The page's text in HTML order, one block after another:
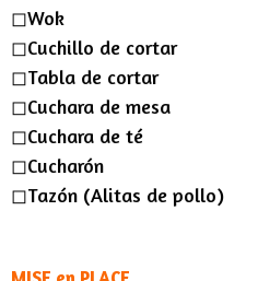
◻︎Wok
◻︎Cuchillo de cortar
◻︎Tabla de cortar
◻︎Cuchara de mesa
◻︎Cuchara de té
◻︎Cucharón
◻︎Tazón (Alitas de pollo)